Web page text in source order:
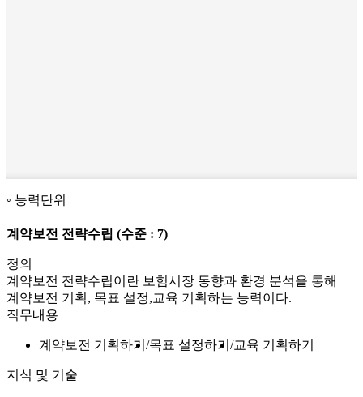
능력단위
계약보전 전략수립 (수준 : 7)
정의
계약보전 전략수립이란 보험시장 동향과 환경 분석을 통해
계약보전 기획, 목표 설정,교육 기획하는 능력이다.
직무내용
계약보전 기획하기 목표 설정하기 교육 기획하기
지식 및 기술